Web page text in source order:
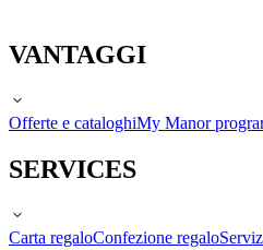
VANTAGGI
Offerte e cataloghiMy Manor
SERVICES
Carta regaloConfezione regalo